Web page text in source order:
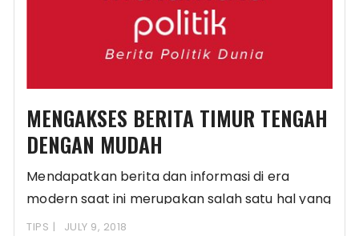
MENGAKSES BERITA TIMUR TENGAH
DENGAN MUDAH
Mendapatkan berita dan informasi di era
modern saat ini merupakan salah satu hal yang
sangat
TIPS JULY 9, 2018